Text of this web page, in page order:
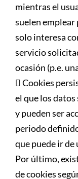
mientras el
suelen
solo interesa
servicio
ocasión (p.e.
 Cookies
el que los
y pueden ser
periodo
que puede ir de
Por último,
de cookies